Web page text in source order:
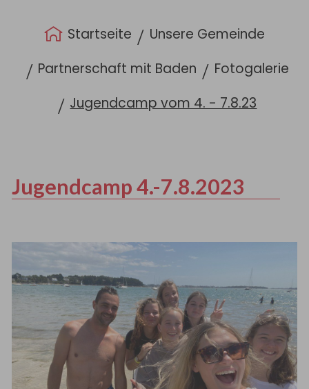
Startseite
Unsere Gemeinde
Partnerschaft mit Baden
Fotogalerie
Jugendcamp vom 4. - 7.8.23
Jugendcamp 4.-7.8.2023